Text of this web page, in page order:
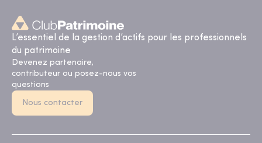
L’essentiel de la gestion d’actifs pour les professionnels
du patrimoine
Devenez partenaire,
contributeur ou posez-nous vos
questions
Nous contacter